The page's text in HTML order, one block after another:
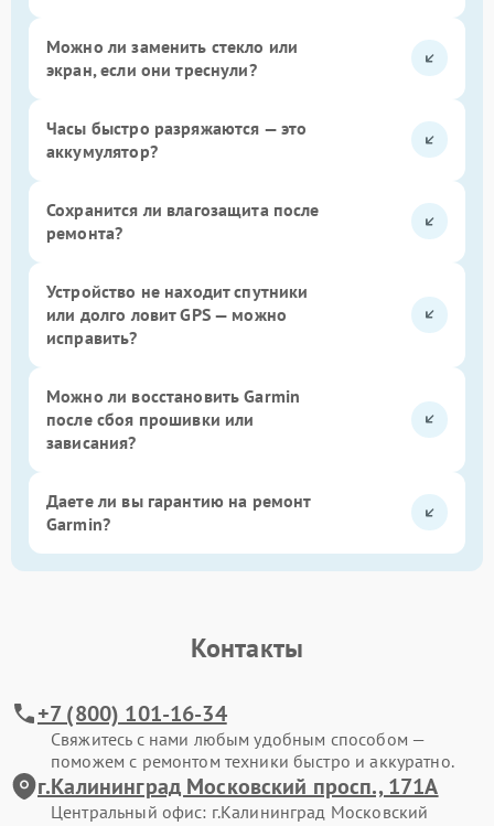
Можно ли заменить стекло или
экран, если они треснули?
Часы быстро разряжаются — это
аккумулятор?
Сохранится ли влагозащита после
ремонта?
Устройство не находит спутники
или долго ловит GPS — можно
исправить?
Можно ли восстановить Garmin
после сбоя прошивки или
зависания?
Даете ли вы гарантию на ремонт
Garmin?
Контакты
+7 (800) 101-16-34
Свяжитесь с нами любым удобным способом —
поможем с ремонтом техники быстро и аккуратно.
г.Калининград Московский просп., 171А
Центральный офис: г.Калининград Московский